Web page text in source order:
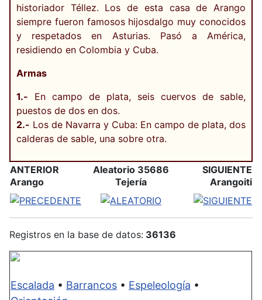
historiador Téllez. Los de esta casa de Arango
siempre fueron famosos hijosdalgo muy conocidos
y respetados en Asturias. Pasó a América,
residiendo en Colombia y Cuba.
Armas
1.- En campo de plata, seis cuervos de sable,
puestos de dos en dos.
2.- Los de Navarra y Cuba: En campo de plata, dos
calderas de sable, una sobre otra.
ANTERIOR
Arango
Aleatorio 35686
Tejería
SIGUIENTE
Arangoiti
Registros en la base de datos: 36136
Escalada • Barrancos • Espeleología •